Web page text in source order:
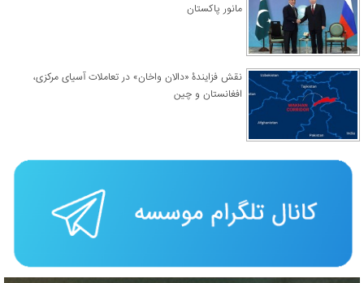
مانور پاکستان
نقش فزایندۀ «دالان واخان» در تعاملات آسیای مرکزی،
افغانستان و چین